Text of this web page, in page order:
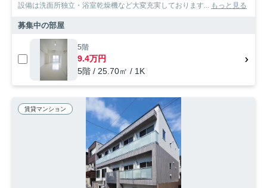
設備は洗面所独立・浴室乾燥機など大変充実しております...
もっと見る
募集中の部屋
5階
9.4万円
5階 / 25.70㎡ / 1K
賃貸マンション